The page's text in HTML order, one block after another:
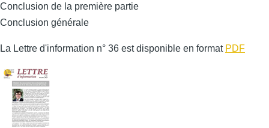
Conclusion de la première partie
Conclusion générale
La Lettre d'information n° 36 est disponible en format PDF